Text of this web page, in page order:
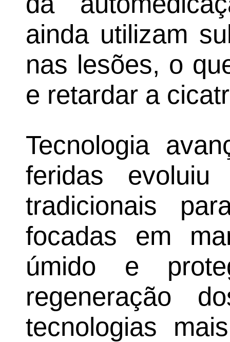
ainda utilizam
nas lesões, o
e retardar a
Tecnologia
feridas
tradicionais
focadas em
úmido e
regeneração
tecnologias